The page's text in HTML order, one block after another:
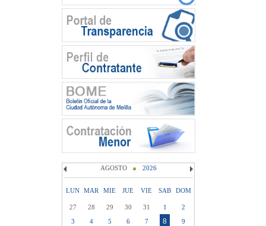
AGOSTO 2026
LUN MAR MIE JUE VIE SAB DOM
27 28 29 30 31 1
2
3
4 5 6 7 8
9